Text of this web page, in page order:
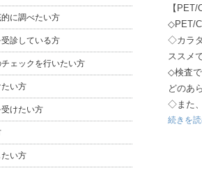
に調べたい方
診している方
ェックを行いたい方
い方
けたい方
い方
【
◇PET/
◇カラ
ススメ
◇検査
どのあ
◇また
行ない
続きを